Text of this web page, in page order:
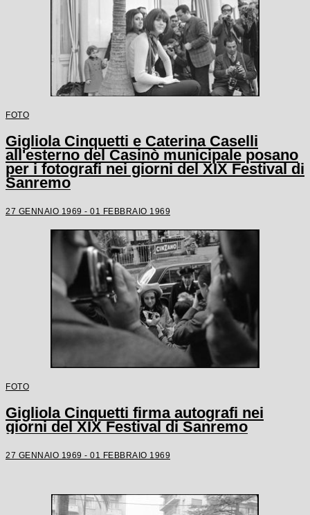
FOTO
Gigliola Cinquetti e Caterina Caselli
all'esterno del Casinò municipale posano
per i fotografi nei giorni del XIX Festival di
Sanremo
27 GENNAIO 1969 - 01 FEBBRAIO 1969
FOTO
Gigliola Cinquetti firma autografi nei
giorni del XIX Festival di Sanremo
27 GENNAIO 1969 - 01 FEBBRAIO 1969